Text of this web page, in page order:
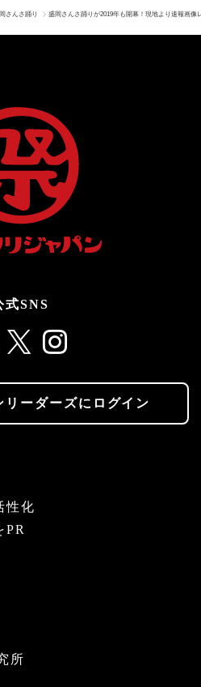
さんさ踊り 盛岡さんさ踊りが2019年も開幕！現地より速報画像
式SNS
リーダーズにログイン
性化
PR
所